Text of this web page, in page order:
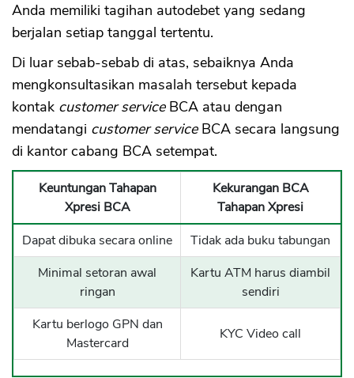
Anda memiliki tagihan autodebet yang sedang
berjalan setiap tanggal tertentu.
Di luar sebab-sebab di atas, sebaiknya Anda
mengkonsultasikan masalah tersebut kepada
kontak customer serviceBCA atau dengan
mendatangi customer serviceBCA secara langsung
di kantor cabang BCA setempat.
Keuntungan Tahapan
Xpresi BCA
Kekurangan BCA
Tahapan Xpresi
Dapat dibuka secara online
Tidak ada buku tabungan
Minimal setoran awal
ringan
Kartu ATM harus diambil
sendiri
Kartu berlogo GPN dan
Mastercard
KYC Video call